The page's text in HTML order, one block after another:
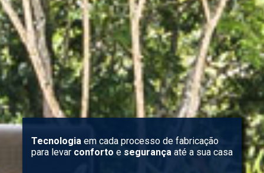
Tecnologia em cada processo de fabricação
para levar conforto e segurança até a sua casa